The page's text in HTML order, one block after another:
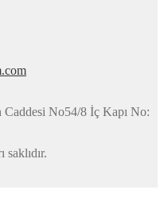
No54/8 İç Kapı No: